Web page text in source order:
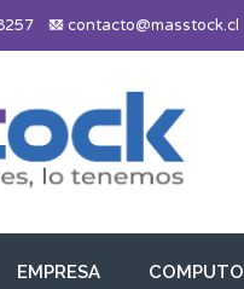
contacto@masstock.cl
EMPRESA COMPUTO